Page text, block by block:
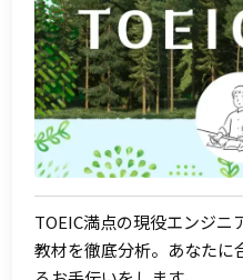
TOEIC満点の現役エンジニ
教材を徹底分析。あなたに